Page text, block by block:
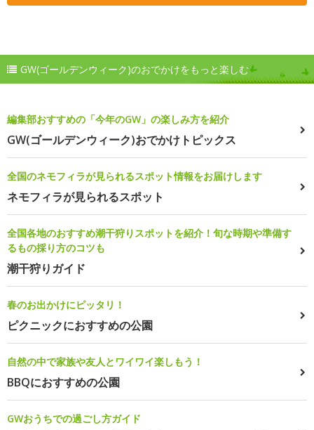
GW(ゴールデンウィーク)のおでかけをもっと楽しむ
編集部おすすめの「今年のGW」の楽しみ方を紹介
GW(ゴールデンウィーク)おでかけトピックス
全国のネモフィラが見られるスポット情報をお届けします
ネモフィラが見られるスポット
全国各地のおすすめ潮干狩りスポットを紹介！旬な時期や準備す
るもの採り方のコツも
潮干狩りガイド
春のお出かけにピッタリ！
ピクニックにおすすめの公園
自然の中で家族や友人とワイワイ楽しもう！
BBQにおすすめの公園
GWおうちでの過ごし方ガイド